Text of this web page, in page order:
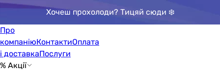
Хочеш прохолоди? Тицяй сюди ❄️
Про
компаніюКонтактиОплата
і доставкаПослуги
% Акції